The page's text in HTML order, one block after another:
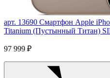
арт. 13690 Смартфон Apple
Titanium (Пустынный Титан)
97 999 ₽